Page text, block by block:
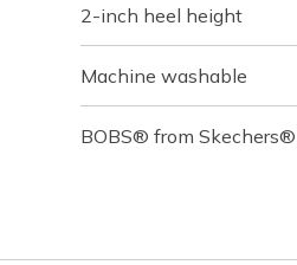
2-inch heel height
Machine washable
BOBS® from